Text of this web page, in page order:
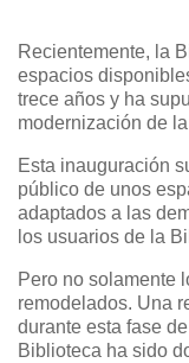
Recientemente, la
espacios
trece años y ha
modernización de
Esta inauguración
público de unos
adaptados a las
los usuarios de la
Pero no solamente
remodelados. Una
durante esta fase
Biblioteca ha sido